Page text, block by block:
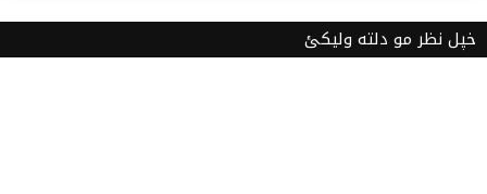
خپل نظر مو دلته ولیکئ